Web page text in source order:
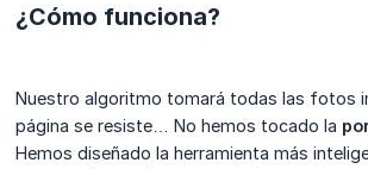
¿Cómo funciona?
Nuestro algoritmo tomará todas las fotos
página se resiste… No hemos tocado la
Hemos diseñado la herramienta más